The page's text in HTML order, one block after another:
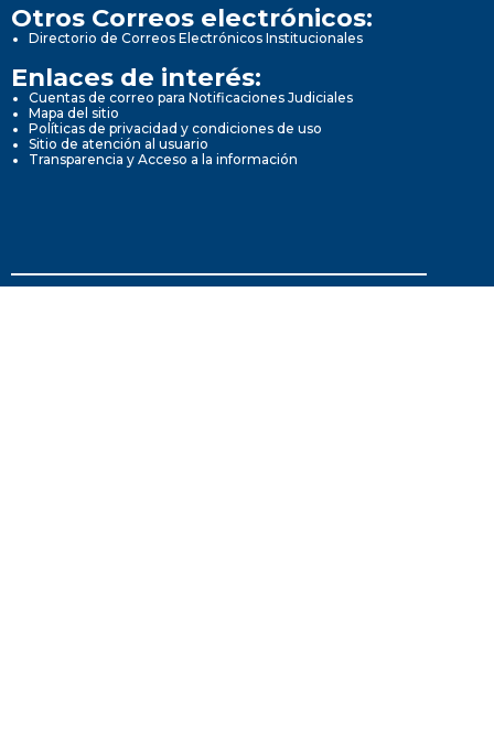
Otros Correos electrónicos:
Directorio de Correos Electrónicos Institucionales
Enlaces de interés:
Cuentas de correo para Notificaciones Judiciales
Mapa del sitio
Políticas de privacidad y condiciones de uso
Sitio de atención al usuario
Transparencia y Acceso a la información